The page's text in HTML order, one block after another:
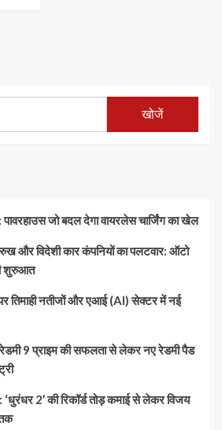
खोजें
जो बदल देगा वायरलेस चार्जिंग का खेल
और विदेशी कार कंपनियों का पलटवार: ऑटो
शुरुआत
तिमाही नतीजों और एआई (AI) सेक्टर में नई
9 प्राइम की सफलता से लेकर नए रेडमी पैड
‘धुरंधर 2’ की रिकॉर्ड तोड़ कमाई से लेकर विजय